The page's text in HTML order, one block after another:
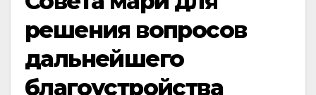
решения вопросов
дальнейшего
благоустройства